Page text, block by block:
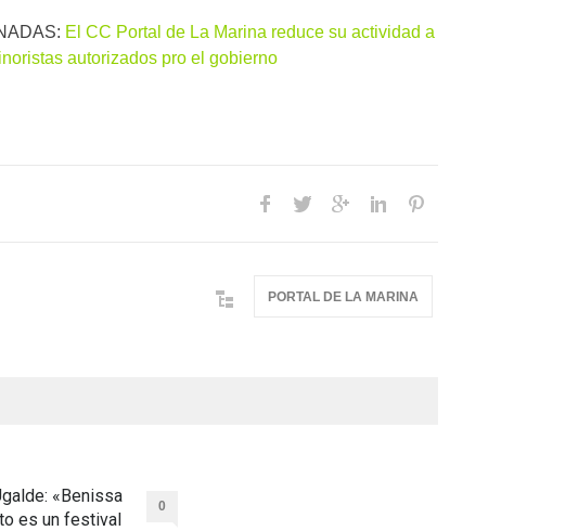
El CC Portal de La Marina reduce su actividad a
autorizados pro el gobierno
PORTAL DE LA MARINA
«Benissa
es un festival
0